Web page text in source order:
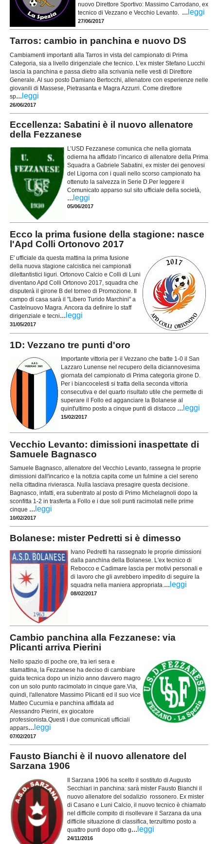
nuovo Direttore Sportivo: Massimo Carrodano, ex
tecnico di Vezzano e Vecchio Levanto. ... leggi
27/06/2017
Tarros: cambio in panchina e nuovo DS
Cambiamenti importanti alla Tarros in vista del campionato di Prima
Categoria, sia a livello dirigenziale che tecnico. L'ex mister Stefano Lucchi
lascia la panchina e passa dietro alla scrivania nelle vesti di Direttore
Generale. Al suo posto Damiano Bertocchi, allenatore con esperienze nelle
giovanili di Massese, Pietrasanta e Magra Azzurri. Come direttore
sp... leggi
26/06/2017
Eccellenza: Sabatini è il nuovo allenatore
della Fezzanese
L’USD Fezzanese comunica che nella giornata
odierna ha affidato l’incarico di allenatore della Prima
Squadra a Gabriele Sabatini, ex mister dei genovesi
del Ligorna con i quali nello scorso campionato ha
ottenuto la salvezza in Serie D.Per leggere il
Comunicato apparso sul sito ufficiale della società,
... leggi
05/06/2017
Ecco la prima fusione della stagione: nasce
l'Apd Colli Ortonovo 2017
E' ufficiale da questa mattina la prima fusione
della nuova stagione calcistica nei campionati
dilettantistici liguri. Ortonovo Calcio e Colli di Luni
diventano Apd Colli Ortonovo 2017, squadra che
disputerà il girone B del torneo di Promozione. Il
campo di casa sarà il "Libero Turido Marchini" a
Castelnuovo Magra. Ancora da definire lo staff
dirigenziale e tecni... leggi
31/05/2017
1D: Vezzano tre punti d'oro
Importante vittoria per il Vezzano che batte 1-0 il San
Lazzaro Lunense nel recupero della diciannovesima
giornata del campionato di Prima categoria girone D.
Per i biancocelesti si tratta della seconda vittoria
consecutiva e del quarto risultato utile che permette di
superare il Follo ed agganciare la Bolanese al
quint'ultimo posto a cinque punti di distacco ... leggi
15/02/2017
Vecchio Levanto: dimissioni inaspettate di
Samuele Bagnasco
Samuele Bagnasco, allenatore del Vecchio Levanto, rassegna le proprie
dimissioni dall'incarico e la notizia capita come un fulmine a ciel sereno
nella cittadina rivierasca. Nulla lasciava presagire questa decisione.
Bagnasco, infatti, era subentrato al posto di Primo Michelagnoli dopo la
sconfitta 1-2 in trasferta a Follo e i due soli punti racimolati nelle prime
cinque ... leggi
10/02/2017
Bolanese: mister Pedretti si è dimesso
Ivano Pedretti ha rassegnato le proprie dimissioni
dalla panchina della Bolanese. L'ex tecnico di
Rebocco e Cadimare lascia per motivi personali e
di lavoro che gli avrebbero impedito di seguire la
squadra nella maniera appropriata.... leggi
08/02/2017
Cambio panchina alla Fezzanese: via
Plicanti arriva Pierini
Nello spazio di poche ore, tra ieri sera e
stamattina, la Fezzanese ha deciso di cambiare
guida tecnica dopo un inizio anno davvero magro
con un solo punto racimolato in cinque gare.Via,
quindi, l'allenatore Massimo Plicanti ed il suo vice
Matteo Cucurnia e panchina affidata ad
Alessandro Pierini, ex giocatore
professionista.Questi i due comunicati ufficiali
appars... leggi
07/02/2017
Fausto Bianchi è il nuovo allenatore del
Sarzana 1906
Il Sarzana 1906 ha scelto il sostituto di Augusto
Secchiari in panchina: sarà mister Fausto Bianchi il
nuovo allenatore del sodalizio rossonero. Ex mister
di Casano e Luni Calcio, il nuovo tecnico è chiamato
nel difficile compito di risollevare il Sarzana da una
difficile situazione di classifica, terzultimo posto a
quattro punti dopo otto g... leggi
24/11/2016